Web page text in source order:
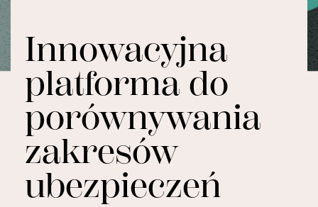
Innowacyjna
platforma do
porównywania
zakresów
ubezpieczeń